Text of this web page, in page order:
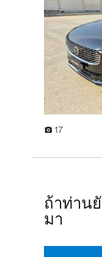
17
ถ้าท่าน
มา